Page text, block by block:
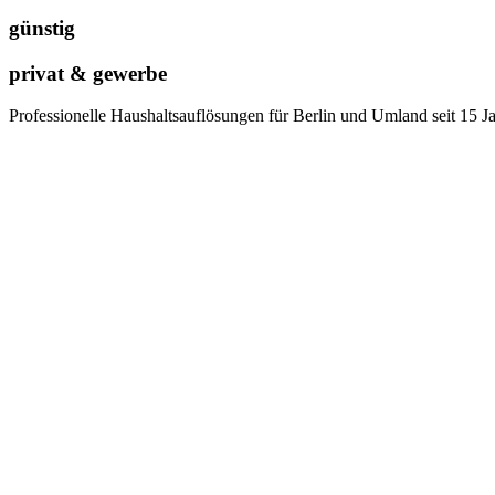
günstig
privat & gewerbe
Professionelle Haushaltsauflösungen für Berlin und Umland seit 15